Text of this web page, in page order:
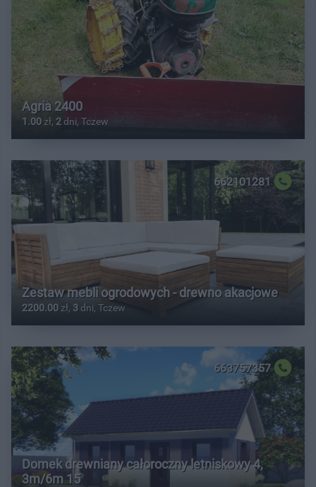
Agria 2400
1.00 zł, 2 dni, Tczew
662101281
Zestaw mebli ogrodowych - drewno akacjowe
2200.00 zł, 3 dni, Tczew
663757357
Domek drewniany całoroczny letniskowy 4,
3m/6m 15